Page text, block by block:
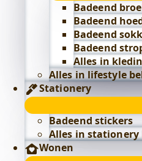
Badeend
Badeend
Badeend
Badeend
Alles in
Alles in lifestyle
Stationery
Badeend stickers
Alles in stationery
Wonen